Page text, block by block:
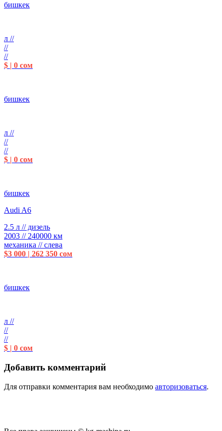
бишкек
л //
//
//
$ | 0 сом
бишкек
л //
//
//
$ | 0 сом
бишкек
Audi A6
2.5 л // дизель
2003 // 240000 км
механика // слева
$3 000 | 262 350 сом
бишкек
л //
//
//
$ | 0 сом
Добавить комментарий
Для отправки комментария вам необходимо авторизоваться.